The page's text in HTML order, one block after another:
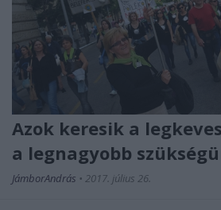
Azok keresik a
a legnagyobb
JámborAndrás • 2017. július 26.